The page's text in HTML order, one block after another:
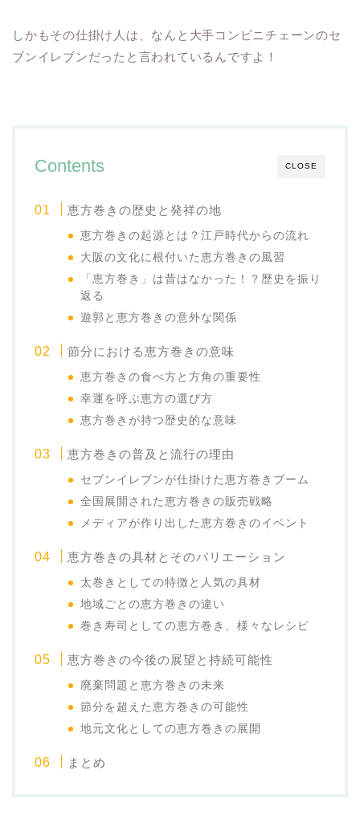
しかもその仕掛け人は、なんと大手コンビニチェーンのセ
ブンイレブンだったと言われているんですよ！
CLOSE
Contents
恵方巻きの歴史と発祥の地
恵方巻きの起源とは？江戸時代からの流れ
大阪の文化に根付いた恵方巻きの風習
「恵方巻き」は昔はなかった！？歴史を振り
返る
遊郭と恵方巻きの意外な関係
節分における恵方巻きの意味
恵方巻きの食べ方と方角の重要性
幸運を呼ぶ恵方の選び方
恵方巻きが持つ歴史的な意味
恵方巻きの普及と流行の理由
セブンイレブンが仕掛けた恵方巻きブーム
全国展開された恵方巻きの販売戦略
メディアが作り出した恵方巻きのイベント
恵方巻きの具材とそのバリエーション
太巻きとしての特徴と人気の具材
地域ごとの恵方巻きの違い
巻き寿司としての恵方巻き、様々なレシピ
恵方巻きの今後の展望と持続可能性
廃棄問題と恵方巻きの未来
節分を超えた恵方巻きの可能性
地元文化としての恵方巻きの展開
まとめ